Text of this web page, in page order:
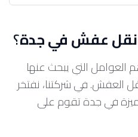
عفش في جدة؟
العوامل التي يبحث عنها
العفش. في شركتنا، نفتخر
في جدة تقوم على